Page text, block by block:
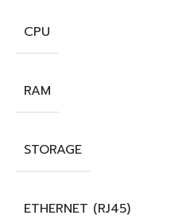
CPU
RAM
STORAGE
ETHERNET (RJ45)